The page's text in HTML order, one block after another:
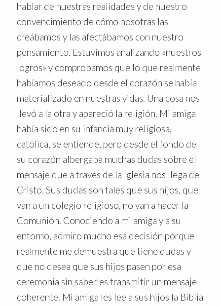
hablar de nuestras realidades y de nuestro
convencimiento de cómo nosotras las
creábamos y las afectábamos con nuestro
pensamiento. Estuvimos analizando «nuestros
logros» y comprobamos que lo que realmente
habíamos deseado desde el corazón se había
materializado en nuestras vidas. Una cosa nos
llevó a la otra y apareció la religión. Mi amiga
había sido en su infancia muy religiosa,
católica, se entiende, pero desde el fondo de
su corazón albergaba muchas dudas sobre el
mensaje que a través de la Iglesia nos llega de
Cristo. Sus dudas son tales que sus hijos, que
van a un colegio religioso, no van a hacer la
Comunión. Conociendo a mi amiga y a su
entorno, admiro mucho esa decisión porque
realmente me demuestra que tiene dudas y
que no desea que sus hijos pasen por esa
ceremonia sin saberles transmitir un mensaje
coherente. Mi amiga les lee a sus hijos la Biblia